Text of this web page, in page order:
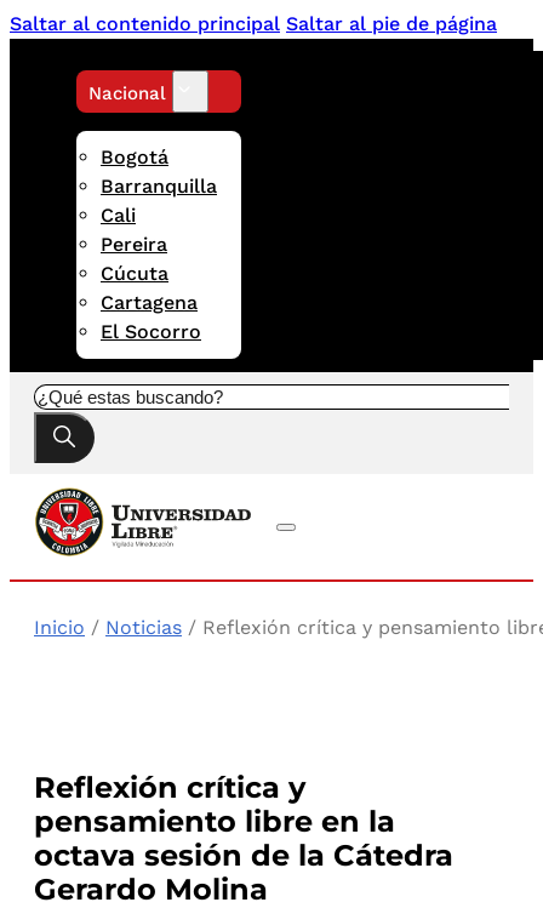
Saltar al contenido principal Saltar al pie de página
Nacional
Bogotá
Barranquilla
Cali
Pereira
Cúcuta
Cartagena
El Socorro
Buscar
Inicio / Noticias / Reflexión crítica y pensamiento
Reflexión crítica y
pensamiento libre en la
octava sesión de la Cátedra
Gerardo Molina